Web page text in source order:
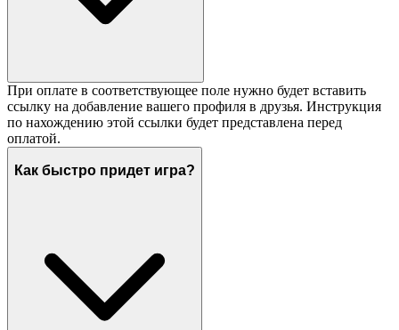
При оплате в соответствующее поле нужно будет вставить
ссылку на добавление вашего профиля в друзья. Инструкция
по нахождению этой ссылки будет представлена перед
оплатой.
Как быстро придет игра?